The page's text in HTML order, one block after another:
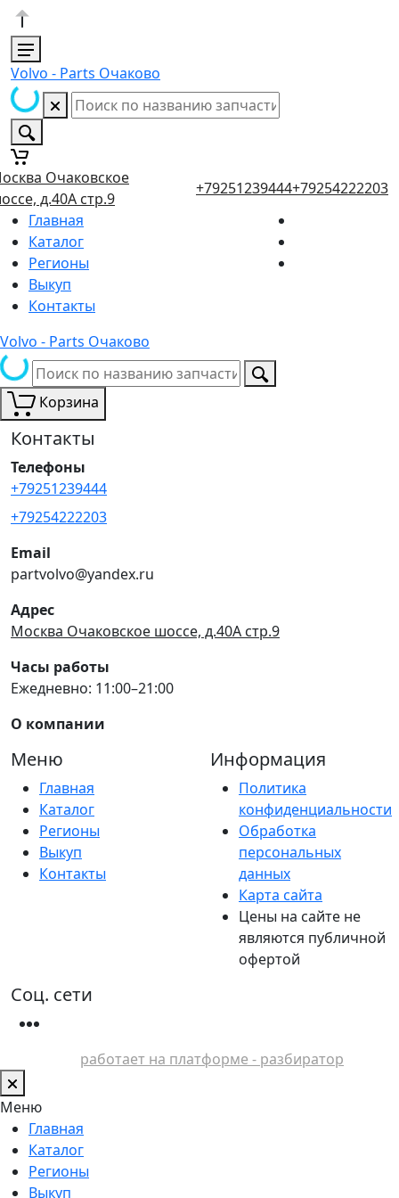
Volvo - Parts Очаково
Очаковское
д.40А стр.9
+79251239444+79254222203
Главная
Каталог
Регионы
Выкуп
Контакты
Volvo - Parts Очаково
Корзина
Контакты
Телефоны
+79251239444
+79254222203
Email
partvolvo@yandex.ru
Адрес
Москва Очаковское шоссе, д.40А стр.9
Часы работы
Ежедневно: 11:00–21:00
О компании
Меню
Главная
Каталог
Регионы
Выкуп
Контакты
Информация
Политика
конфиденциальности
Обработка
персональных
данных
Карта сайта
Цены на сайте не
являются публичной
офертой
Соц. сети
работает на платформе - разбиратор
Меню
Главная
Каталог
Регионы
Выкуп